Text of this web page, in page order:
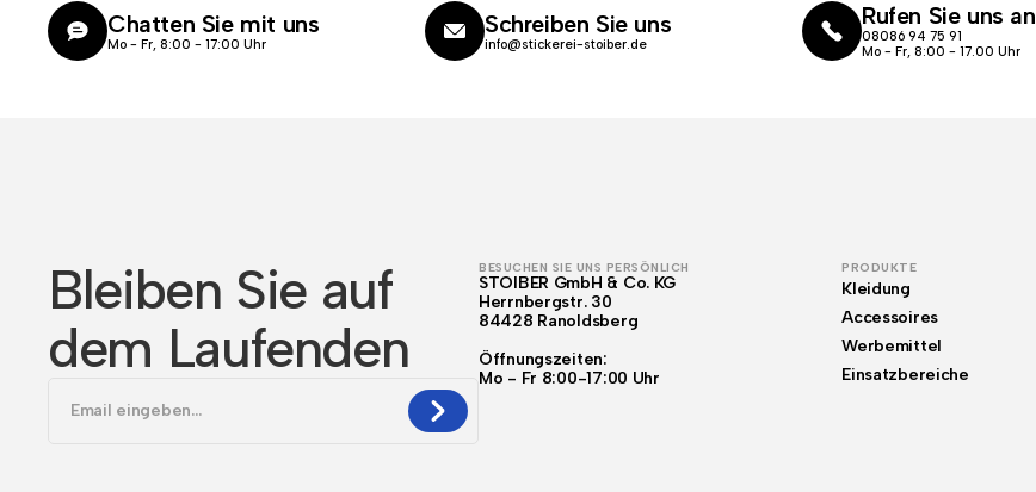
Chatten Sie mit uns
Mo - Fr, 8:00 - 17:00 Uhr
Schreiben Sie uns
info@stickerei-stoiber.de
Rufen Sie uns an
08086 94 75 91
Mo - Fr, 8:00 - 17.00 Uhr
Bleiben Sie auf
dem Laufenden
BESUCHEN SIE UNS PERSÖNLICH
STOIBER GmbH & Co. KG
Herrnbergstr. 30
84428 Ranoldsberg
Öffnungszeiten:
Mo - Fr 8:00-17:00 Uhr
PRODUKTE
Kleidung
Accessoires
Werbemittel
Einsatzbereiche